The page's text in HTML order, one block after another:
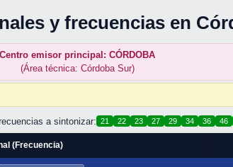
y frecuencias en
Centro emisor principal: CÓRDOBA
(Área técnica: Córdoba Sur)
a sintonizar: 21 22 23 27 29 34 36 46
(Frecuencia)